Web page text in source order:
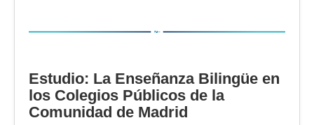
Estudio: La Enseñanza Bilingüe en
los Colegios Públicos de la
Comunidad de Madrid